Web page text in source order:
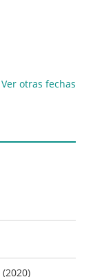
Ver otras fechas
(2020)